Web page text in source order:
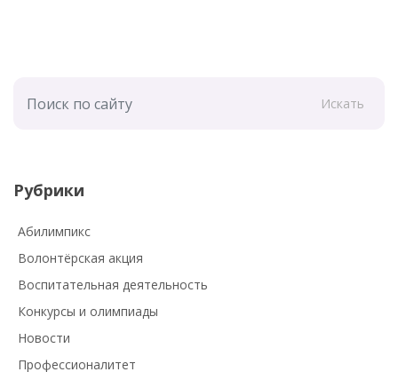
Искать
Рубрики
Абилимпикс
Волонтёрская акция
Воспитательная деятельность
Конкурсы и олимпиады
Новости
Профессионалитет